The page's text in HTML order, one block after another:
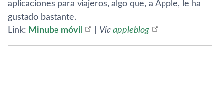
aplicaciones para viajeros, algo que, a Apple, le ha
gustado bastante.
Link: Minube móvil Ví­a appleblog